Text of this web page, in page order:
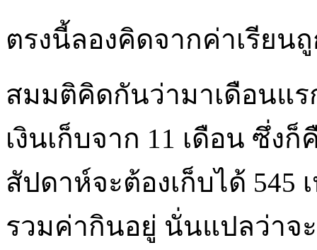
ตรงนี้ลองคิดจากค่าเรียน
สมมติคิดกันว่ามาเดือนแร
เงินเก็บจาก 11 เดือน ซึ่ง
สัปดาห์จะต้องเก็บได้ 545
รวมค่ากินอยู่ นั่นแปลว่าจ